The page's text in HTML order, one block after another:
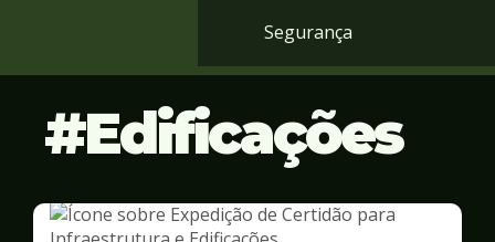
Segurança
Edificações